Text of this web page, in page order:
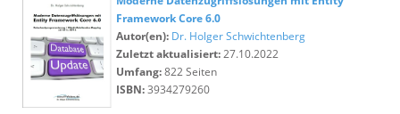
Framework Core 6.0
Autor(en): Dr. Holger Schwichtenberg
Zuletzt aktualisiert:27.10.2022
Umfang:822 Seiten
ISBN:3934279260